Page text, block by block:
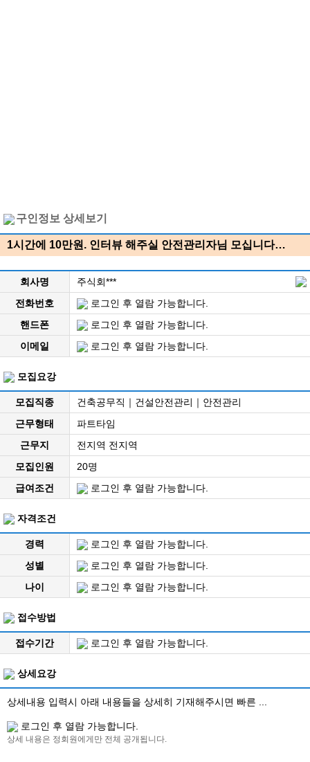
구인정보 상세보기
1시간에 10만원. 인터뷰 해주실 안전관리자님 모십니다…
회사명
주식회***
전화번호
로그인 후 열람 가능합니다.
핸드폰
로그인 후 열람 가능합니다.
이메일
로그인 후 열람 가능합니다.
모집요강
모집직종
건축공무직｜건설안전관리｜안전관리
근무형태
파트타임
근무지
전지역 전지역
모집인원
20명
급여조건
로그인 후 열람 가능합니다.
자격조건
경력
로그인 후 열람 가능합니다.
성별
로그인 후 열람 가능합니다.
나이
로그인 후 열람 가능합니다.
접수방법
접수기간 로그인 후 열람 가능합니다.
상세요강
상세내용 입력시 아래 내용들을 상세히 기재해주시면 빠른 ...
로그인 후 열람 가능합니다.
상세 내용은 정회원에게만 전체 공개됩니다.